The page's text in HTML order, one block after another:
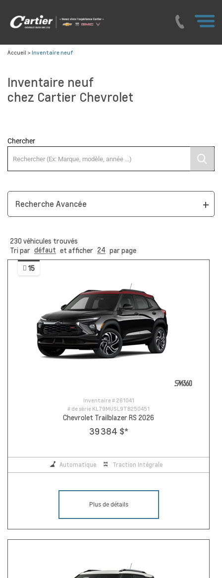
Accueil > Inventaire neuf
Inventaire neuf
chez Cartier Chevrolet
Chercher
Recherche Avancée
230 véhicules trouvés
Tri par défaut et afficher 24 par page
15
Inventaire # 261041
# de série KL79MUSL9TB250451
Chevrolet Trailblazer RS 2026
39 384 $*
Automatique Traction Intégrale
Plus de détails